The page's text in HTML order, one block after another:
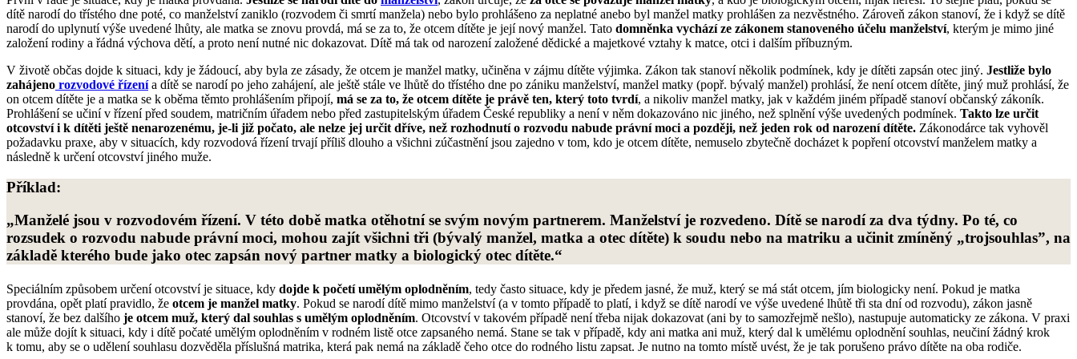
dítě narodí do třístého dne poté, co manželství zaniklo (rozvodem či smrtí manžela) nebo bylo prohlášeno za neplatné anebo byl manžel matky prohlášen za nezvěstného. Zároveň zákon stanoví, že i když se dítě
narodí do uplynutí výše uvedené lhůty, ale matka se znovu provdá, má se za to, že otcem dítěte je její nový manžel. Tato domněnka vychází ze zákonem stanoveného účelu manželství, kterým je mimo jiné
založení rodiny a řádná výchova dětí, a proto není nutné nic dokazovat. Dítě má tak od narození založené dědické a majetkové vztahy k matce, otci i dalším příbuzným.
V životě občas dojde k situaci, kdy je žádoucí, aby byla ze zásady, že otcem je manžel matky, učiněna v zájmu dítěte výjimka. Zákon tak stanoví několik podmínek, kdy je dítěti zapsán otec jiný. Jestliže bylo
zahájeno rozvodové řízení a dítě se narodí po jeho zahájení, ale ještě stále ve lhůtě do třístého dne po zániku manželství, manžel matky (popř. bývalý manžel) prohlásí, že není otcem dítěte, jiný muž prohlásí, že
on otcem dítěte je a matka se k oběma těmto prohlášením připojí, má se za to, že otcem dítěte je právě ten, který toto tvrdí, a nikoliv manžel matky, jak v každém jiném případě stanoví občanský zákoník.
Prohlášení se učiní v řízení před soudem, matričním úřadem nebo před zastupitelským úřadem České republiky a není v něm dokazováno nic jiného, než splnění výše uvedených podmínek. Takto lze určit
otcovství i k dítěti ještě nenarozenému, je-li již počato, ale nelze jej určit dříve, než rozhodnutí o rozvodu nabude právní moci a později, než jeden rok od narození dítěte. Zákonodárce tak vyhověl
požadavku praxe, aby v situacích, kdy rozvodová řízení trvají příliš dlouho a všichni zúčastnění jsou zajedno v tom, kdo je otcem dítěte, nemuselo zbytečně docházet k popření otcovství manželem matky a
následně k určení otcovství jiného muže.
Příklad:
„Manželé jsou v rozvodovém řízení. V této době matka otěhotní se svým novým partnerem. Manželství je rozvedeno. Dítě se narodí za dva týdny. Po té, co
rozsudek o rozvodu nabude právní moci, mohou zajít všichni tři (bývalý manžel, matka a otec dítěte) k soudu nebo na matriku a učinit zmíněný „trojsouhlas”, na
základě kterého bude jako otec zapsán nový partner matky a biologický otec dítěte.“
Speciálním způsobem určení otcovství je situace, kdy dojde k početí umělým oplodněním, tedy často situace, kdy je předem jasné, že muž, který se má stát otcem, jím biologicky není. Pokud je matka
provdána, opět platí pravidlo, že otcem je manžel matky. Pokud se narodí dítě mimo manželství (a v tomto případě to platí, i když se dítě narodí ve výše uvedené lhůtě tři sta dní od rozvodu), zákon jasně
stanoví, že bez dalšího je otcem muž, který dal souhlas s umělým oplodněním. Otcovství v takovém případě není třeba nijak dokazovat (ani by to samozřejmě nešlo), nastupuje automaticky ze zákona. V praxi
ale může dojít k situaci, kdy i dítě počaté umělým oplodněním v rodném listě otce zapsaného nemá. Stane se tak v případě, kdy ani matka ani muž, který dal k umělému oplodnění souhlas, neučiní žádný krok
k tomu, aby se o udělení souhlasu dozvěděla příslušná matrika, která pak nemá na základě čeho otce do rodného listu zapsat. Je nutno na tomto místě uvést, že je tak porušeno právo dítěte na oba rodiče.